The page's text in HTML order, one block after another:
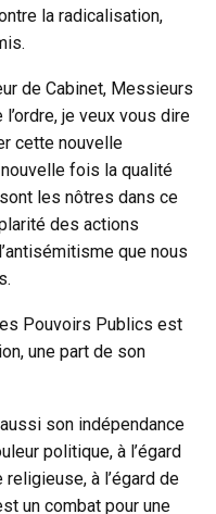
la radicalisation,
de Cabinet, Messieurs
je veux vous dire
cette nouvelle
fois la qualité
les nôtres dans ce
des actions
que nous
Pouvoirs Publics est
une part de son
son indépendance
politique, à l’égard
à l’égard de
un combat pour une